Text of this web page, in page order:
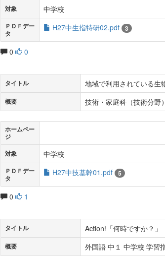
対象 中学校
ＰＤＦデー
タ
H27中生指特研02.pdf 3
0 0
タイトル 地域で利用されている生
概要 技術・家庭科（技術分野
ホームペー
ジ
対象
中学校
ＰＤＦデー
タ
H27中技基幹01.pdf 5
0 1
タイトル Action!「何時ですか？」
概要 外国語 中１ 中学校 学習